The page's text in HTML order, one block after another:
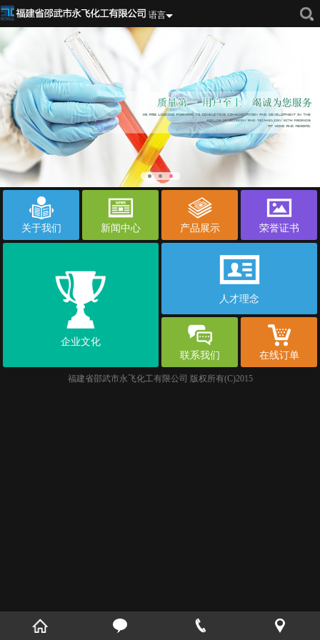
语言
关于我们 新闻中心 产品展示 荣誉证书
企业文化
人才理念
联系我们 在线订单
福建省邵武市永飞化工有限公司 版权所有(C)2015